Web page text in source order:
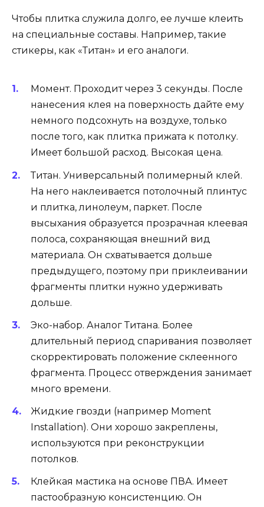
Чтобы плитка служила долго, ее лучше клеить
на специальные составы. Например, такие
стикеры, как «Титан» и его аналоги.
Момент. Проходит через 3 секунды. После
нанесения клея на поверхность дайте ему
немного подсохнуть на воздухе, только
после того, как плитка прижата к потолку.
Имеет большой расход. Высокая цена.
Титан. Универсальный полимерный клей.
На него наклеивается потолочный плинтус
и плитка, линолеум, паркет. После
высыхания образуется прозрачная клеевая
полоса, сохраняющая внешний вид
материала. Он схватывается дольше
предыдущего, поэтому при приклеивании
фрагменты плитки нужно удерживать
дольше.
Эко-набор. Аналог Титана. Более
длительный период спаривания позволяет
скорректировать положение склеенного
фрагмента. Процесс отверждения занимает
много времени.
Жидкие гвозди (например Moment
Installation). Они хорошо закреплены,
используются при реконструкции
потолков.
Клейкая мастика на основе ПВА. Имеет
пастообразную консистенцию. Он